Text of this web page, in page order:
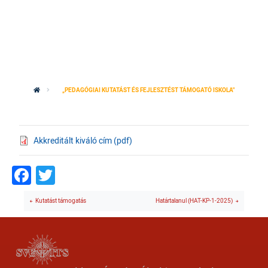
„PEDAGÓGIAI KUTATÁST ÉS FEJLESZTÉST TÁMOGATÓ ISKOLA"
Akkreditált kiváló cím (pdf)
Facebook
Kutatást támogatás Határtalanul (HAT-KP-1-2025)